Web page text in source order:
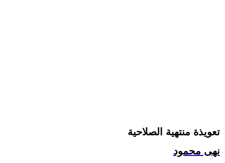
تعويذة منتهية الصلاحية
نهى محمود